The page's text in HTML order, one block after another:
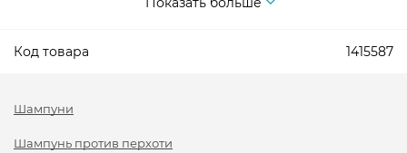
Код товара 1415587
Шампуни
Шампунь против перхоти